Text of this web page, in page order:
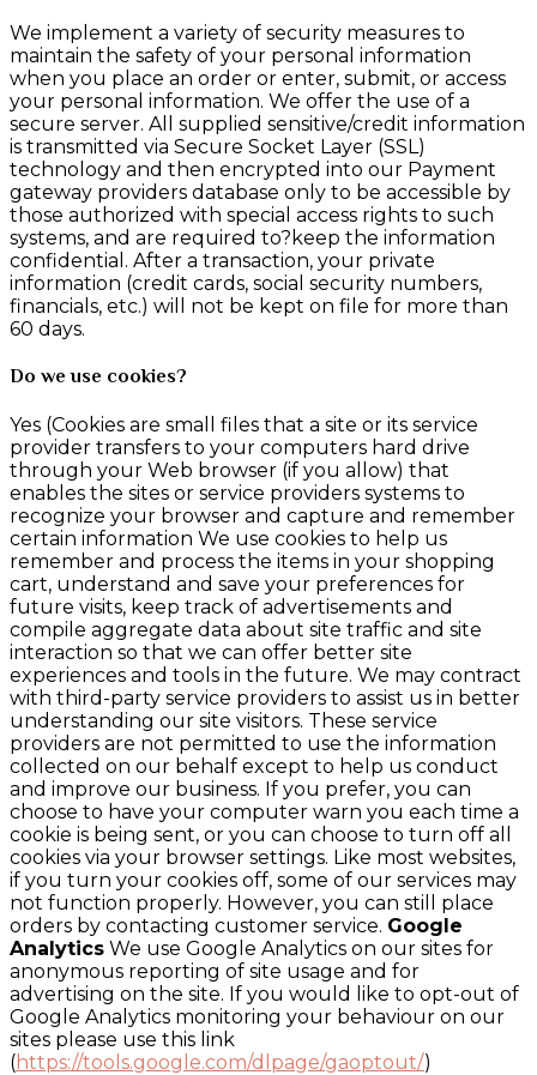
We implement a variety of security measures to
maintain the safety of your personal information
when you place an order or enter, submit, or access
your personal information. We offer the use of a
secure server. All supplied sensitive/credit information
is transmitted via Secure Socket Layer (SSL)
technology and then encrypted into our Payment
gateway providers database only to be accessible by
those authorized with special access rights to such
systems, and are required to?keep the information
confidential. After a transaction, your private
information (credit cards, social security numbers,
financials, etc.) will not be kept on file for more than
60 days.
Do we use cookies?
Yes (Cookies are small files that a site or its service
provider transfers to your computers hard drive
through your Web browser (if you allow) that
enables the sites or service providers systems to
recognize your browser and capture and remember
certain information We use cookies to help us
remember and process the items in your shopping
cart, understand and save your preferences for
future visits, keep track of advertisements and
compile aggregate data about site traffic and site
interaction so that we can offer better site
experiences and tools in the future. We may contract
with third-party service providers to assist us in better
understanding our site visitors. These service
providers are not permitted to use the information
collected on our behalf except to help us conduct
and improve our business. If you prefer, you can
choose to have your computer warn you each time a
cookie is being sent, or you can choose to turn off all
cookies via your browser settings. Like most websites,
if you turn your cookies off, some of our services may
not function properly. However, you can still place
orders by contacting customer service. Google
Analytics We use Google Analytics on our sites for
anonymous reporting of site usage and for
advertising on the site. If you would like to opt-out of
Google Analytics monitoring your behaviour on our
sites please use this link
(https://tools.google.com/dlpage/gaoptout/)